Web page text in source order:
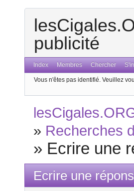
publicité
Index Membres Chercher
Vous n'êtes pas identifié. Veuillez
» Recherches
» Ecrire une
Ecrire une